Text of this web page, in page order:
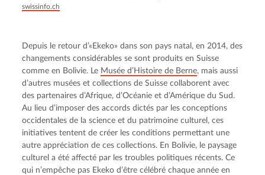
swissinfo.ch
Depuis le retour d’«Ekeko» dans son pays natal, en 2014, des
changements considérables se sont produits en Suisse
comme en Bolivie. Le Musée d’Histoire de Berne, mais aussi
d’autres musées et collections de Suisse collaborent avec
des partenaires d’Afrique, d’Océanie et d’Amérique du Sud.
Au lieu d’imposer des accords dictés par les conceptions
occidentales de la science et du patrimoine culturel, ces
initiatives tentent de créer les conditions permettant une
autre appréciation de ces collections. En Bolivie, le paysage
culturel a été affecté par les troubles politiques récents. Ce
qui n’empêche pas Ekeko d’être célébré chaque année en